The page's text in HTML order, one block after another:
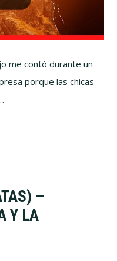
me contó durante un
porque las chicas
–
Y LA